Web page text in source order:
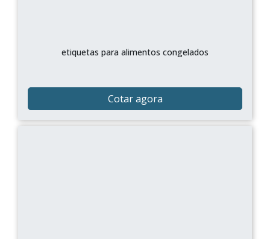
etiquetas para alimentos congelados
Cotar agora